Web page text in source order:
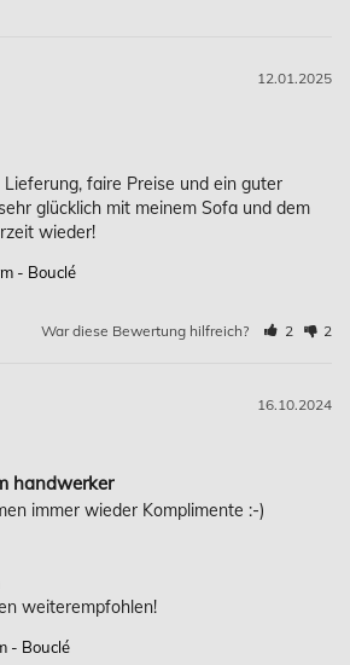
12.01.2025
faire Preise und ein guter
glücklich mit meinem Sofa und dem
- Bouclé
War diese Bewertung hilfreich? 2 2
16.10.2024
handwerker
immer wieder Komplimente :-)
weiterempfohlen!
- Bouclé